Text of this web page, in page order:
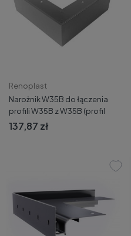
Renoplast
Narożnik W35B do łączenia
profili W35B z W35B (profil
boczny z profilem bocznym)
137,87 zł